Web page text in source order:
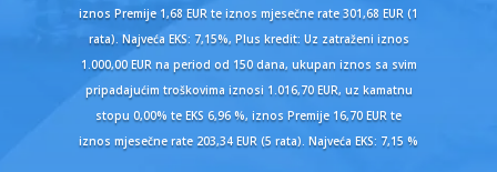
iznos Premije 1,68 EUR te iznos mjesečne rate 301,68 EUR (1
rata). Najveća EKS: 7,15%, Plus kredit: Uz zatraženi iznos
1.000,00 EUR na period od 150 dana, ukupan iznos sa svim
pripadajućim troškovima iznosi 1.016,70 EUR, uz kamatnu
stopu 0,00% te EKS 6,96 %, iznos Premije 16,70 EUR te
iznos mjesečne rate 203,34 EUR (5 rata). Najveća EKS: 7,15 %